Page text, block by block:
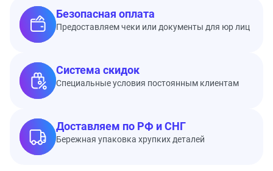
Безопасная оплата
Предоставляем чеки или документы для юр лиц
Система скидок
Специальные условия постоянным клиентам
Доставляем по РФ и СНГ
Бережная упаковка хрупких деталей